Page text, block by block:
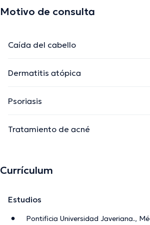
Motivo de consulta
Caída del cabello
Dermatitis atópica
Psoriasis
Tratamiento de acné
Currículum
Estudios
Pontificia Universidad Javeriana.,